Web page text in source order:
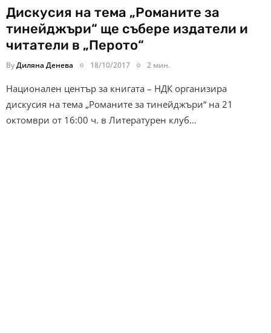
Дискусия на тема „Романите за
тинейджъри“ ще събере издатели и
читатели в „Перото“
ByДиляна Денева 18/10/2017 2 мин.
Национален център за книгата – НДК организира
дискусия на тема „Романите за тинейджъри“ на 21
октомври от 16:00 ч. в Литературен клуб…